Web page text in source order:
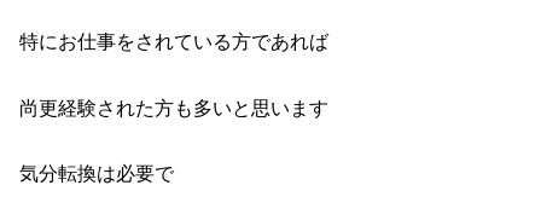
特にお仕事をされている方であれば
尚更経験された方も多いと思います
気分転換は必要で